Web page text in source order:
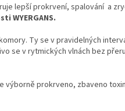
lepší prokrvení, spalování a
WYERGANS.
Ty se v pravidelných
se v rytmických vlnách bez
výborně prokrveno, zbaveno